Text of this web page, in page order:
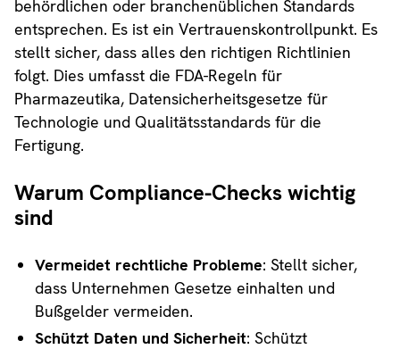
behördlichen oder branchenüblichen Standards
entsprechen. Es ist ein Vertrauenskontrollpunkt. Es
stellt sicher, dass alles den richtigen Richtlinien
folgt. Dies umfasst die FDA-Regeln für
Pharmazeutika, Datensicherheitsgesetze für
Technologie und Qualitätsstandards für die
Fertigung.
Warum Compliance-Checks wichtig
sind
Vermeidet rechtliche Probleme: Stellt sicher,
dass Unternehmen Gesetze einhalten und
Bußgelder vermeiden.
Schützt Daten und Sicherheit: Schützt